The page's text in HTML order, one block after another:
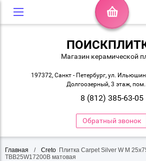
Магазин керамической
197372, Санкт - Петербург, ул.
Долгоозерный, 3 этаж,
8 (812) 385-63-05
Обратный звонок
Главная / Creto Плитка Carpet Silver W M
TBB25W17200B матовая